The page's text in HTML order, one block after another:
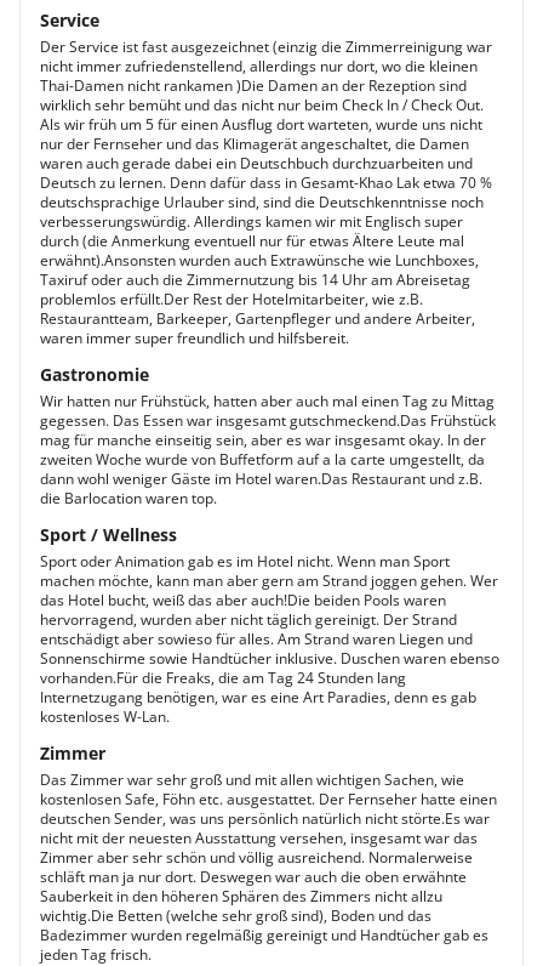
Service
Der Service ist fast ausgezeichnet (einzig die Zimmerreinigung war
nicht immer zufriedenstellend, allerdings nur dort, wo die kleinen
Thai-Damen nicht rankamen )Die Damen an der Rezeption sind
wirklich sehr bemüht und das nicht nur beim Check In / Check Out.
Als wir früh um 5 für einen Ausflug dort warteten, wurde uns nicht
nur der Fernseher und das Klimagerät angeschaltet, die Damen
waren auch gerade dabei ein Deutschbuch durchzuarbeiten und
Deutsch zu lernen. Denn dafür dass in Gesamt-Khao Lak etwa 70 %
deutschsprachige Urlauber sind, sind die Deutschkenntnisse noch
verbesserungswürdig. Allerdings kamen wir mit Englisch super
durch (die Anmerkung eventuell nur für etwas Ältere Leute mal
erwähnt).Ansonsten wurden auch Extrawünsche wie Lunchboxes,
Taxiruf oder auch die Zimmernutzung bis 14 Uhr am Abreisetag
problemlos erfüllt.Der Rest der Hotelmitarbeiter, wie z.B.
Restaurantteam, Barkeeper, Gartenpfleger und andere Arbeiter,
waren immer super freundlich und hilfsbereit.
Gastronomie
Wir hatten nur Frühstück, hatten aber auch mal einen Tag zu Mittag
gegessen. Das Essen war insgesamt gutschmeckend.Das Frühstück
mag für manche einseitig sein, aber es war insgesamt okay. In der
zweiten Woche wurde von Buffetform auf a la carte umgestellt, da
dann wohl weniger Gäste im Hotel waren.Das Restaurant und z.B.
die Barlocation waren top.
Sport / Wellness
Sport oder Animation gab es im Hotel nicht. Wenn man Sport
machen möchte, kann man aber gern am Strand joggen gehen. Wer
das Hotel bucht, weiß das aber auch!Die beiden Pools waren
hervorragend, wurden aber nicht täglich gereinigt. Der Strand
entschädigt aber sowieso für alles. Am Strand waren Liegen und
Sonnenschirme sowie Handtücher inklusive. Duschen waren ebenso
vorhanden.Für die Freaks, die am Tag 24 Stunden lang
Internetzugang benötigen, war es eine Art Paradies, denn es gab
kostenloses W-Lan.
Zimmer
Das Zimmer war sehr groß und mit allen wichtigen Sachen, wie
kostenlosen Safe, Föhn etc. ausgestattet. Der Fernseher hatte einen
deutschen Sender, was uns persönlich natürlich nicht störte.Es war
nicht mit der neuesten Ausstattung versehen, insgesamt war das
Zimmer aber sehr schön und völlig ausreichend. Normalerweise
schläft man ja nur dort. Deswegen war auch die oben erwähnte
Sauberkeit in den höheren Sphären des Zimmers nicht allzu
wichtig.Die Betten (welche sehr groß sind), Boden und das
Badezimmer wurden regelmäßig gereinigt und Handtücher gab es
jeden Tag frisch.